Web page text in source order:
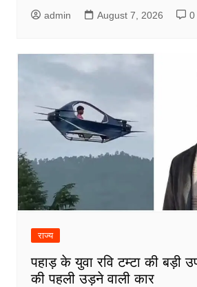
admin August 7, 2026 0
राज्य
पहाड़ के युवा रवि टम्टा की बड़ी
की पहली उड़ने वाली कार